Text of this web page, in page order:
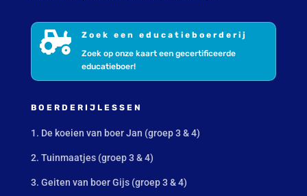

Zoek een educatieboerderij
Zoek op onze kaart een gecertificeerde
educatieboer!
BOERDERIJLESSEN
1. De koeien van boer Jan (groep 3 & 4)
2. Tuinmaatjes (groep 3 & 4)
3. Geiten van boer Gijs (groep 3 & 4)